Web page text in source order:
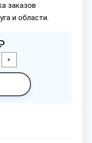
заказов
и области.
+